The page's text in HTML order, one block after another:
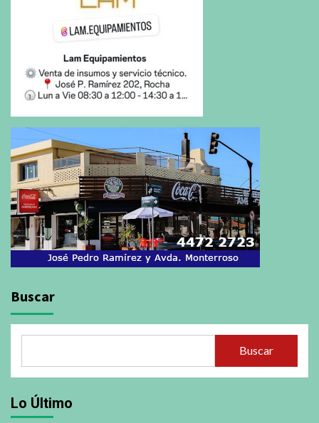
Buscar
Buscar
Lo Último